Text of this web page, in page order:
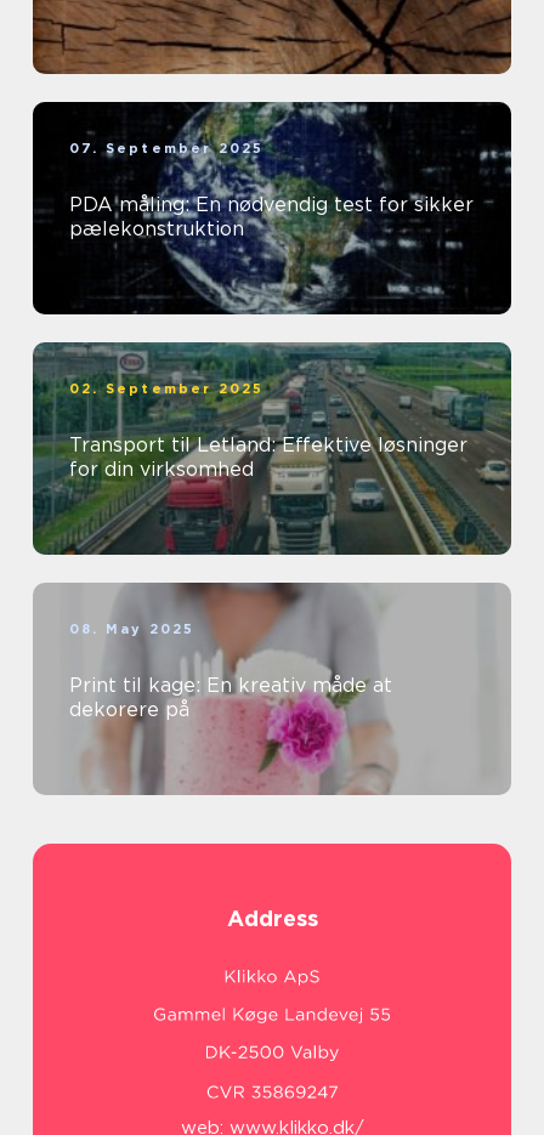
07. September 2025
PDA måling: En nødvendig test for sikker
pælekonstruktion
02. September 2025
Transport til Letland: Effektive løsninger
for din virksomhed
08. May 2025
Print til kage: En kreativ måde at
dekorere på
Address
web: www.klikko.dk/